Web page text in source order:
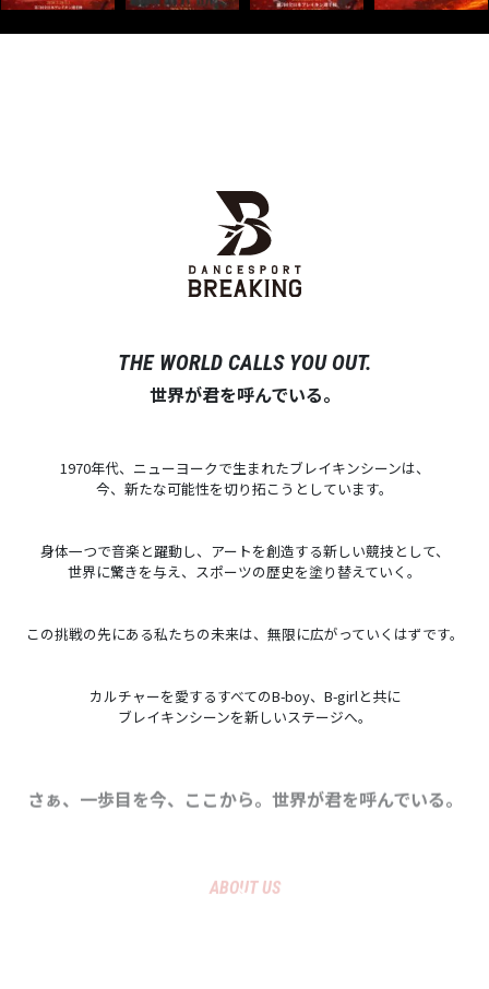
THE WORLD CALLS YOU OUT.
世界が君を呼んでいる。
1970年代、ニューヨークで生まれたブレイキンシーンは、
今、新たな可能性を切り拓こうとしています。
身体一つで音楽と躍動し、アートを創造する新しい競技として、
世界に驚きを与え、スポーツの歴史を塗り替えていく。
この挑戦の先にある私たちの未来は、無限に広がっていくはずです。
カルチャーを愛するすべてのB-boy、B-girlと共に
ブレイキンシーンを新しいステージへ。
さぁ、一歩目を今、ここから。世界が君を呼んでいる。